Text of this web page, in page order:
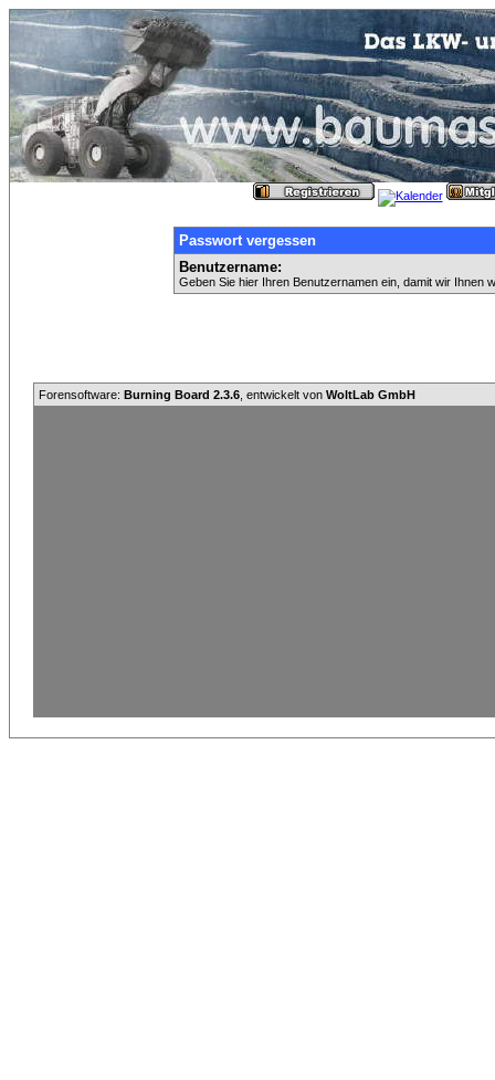
Passwort vergessen
Benutzername:
Geben Sie hier Ihren Benutzernamen ein, damit wir Ihnen
Forensoftware: Burning Board 2.3.6 , entwickelt von WoltLab GmbH